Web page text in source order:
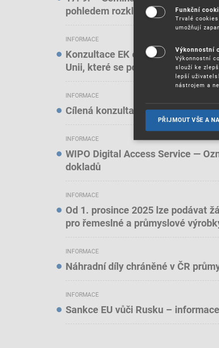
pohledem rozkladových oddělení)
INFORMACE
Konzultace EK o online službách
Unii, které se podílejí na
INFORMACE
Cílená konzultace EK o stavu
INFORMACE
WIPO Digital Access Service —
dokladů
INFORMACE
Od 1. prosince 2025 lze podávat
pro řemeslné a průmyslové
INFORMACE
Náhradní díly chráněné v ČR
INFORMACE
Sankce EU vůči Rusku –
Funkční
Trvalé
umožňují
Výkonnostní
Výkonnostní
slouží ke
lepší
nástrojem a
PŘIJMOUT VŠE A